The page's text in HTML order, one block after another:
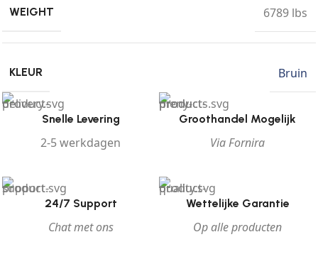
WEIGHT 6789 lbs
KLEUR Bruin
Snelle Levering
2-5 werkdagen
Groothandel Mogelijk
Via Fornira
24/7 Support
Chat met ons
Wettelijke Garantie
Op alle producten